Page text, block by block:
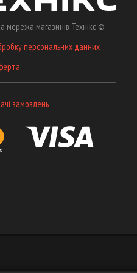
мережа магазинів Технікс ©
персональних данних
замовлень